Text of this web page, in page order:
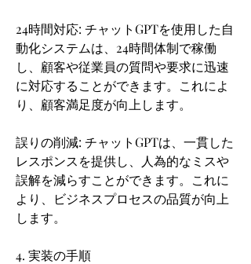
24時間対応: チャットGPTを使用した自
動化システムは、24時間体制で稼働
し、顧客や従業員の質問や要求に迅速
に対応することができます。これによ
り、顧客満足度が向上します。
誤りの削減: チャットGPTは、一貫した
レスポンスを提供し、人為的なミスや
誤解を減らすことができます。これに
より、ビジネスプロセスの品質が向上
します。
4. 実装の手順